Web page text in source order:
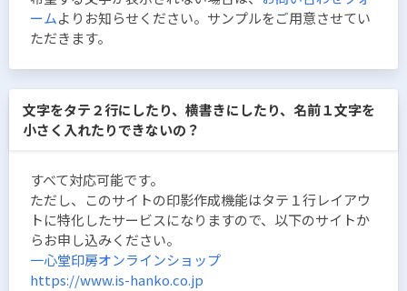
ームよりお知らせください。サンプルをご用意させてい
ただきます。
文字をタテ２行にしたり、横書きにしたり、名前１文字を
小さく入れたりできないの？
すべて対応可能です。
ただし、このサイトの印影作成機能はタテ１行レイアウ
トに特化したサービスになりますので、以下のサイトか
らお申し込みください。
一心堂印房オンラインショップ
https://www.is-hanko.co.jp